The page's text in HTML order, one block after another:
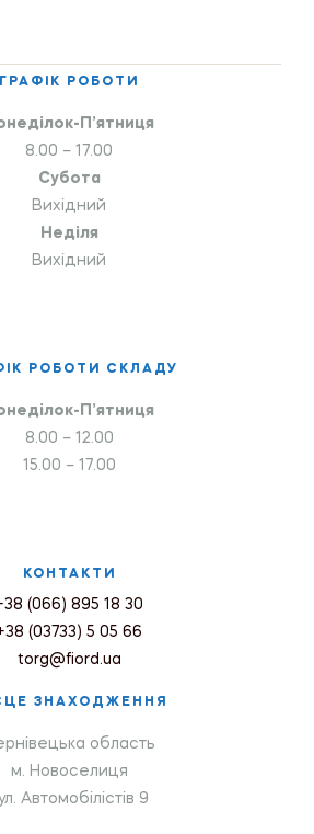
ГРАФІК РОБОТИ
П’ятниця
8.00 – 17.00
Субота
Вихідний
Неділя
Вихідний
РОБОТИ СКЛАДУ
П’ятниця
8.00 – 12.00
15.00 – 17.00
КОНТАКТИ
(066) 895 18 30
(03733) 5 05 66
torg@fiord.ua
ЗНАХОДЖЕННЯ
область
м. Новоселиця
Автомобілістів 9